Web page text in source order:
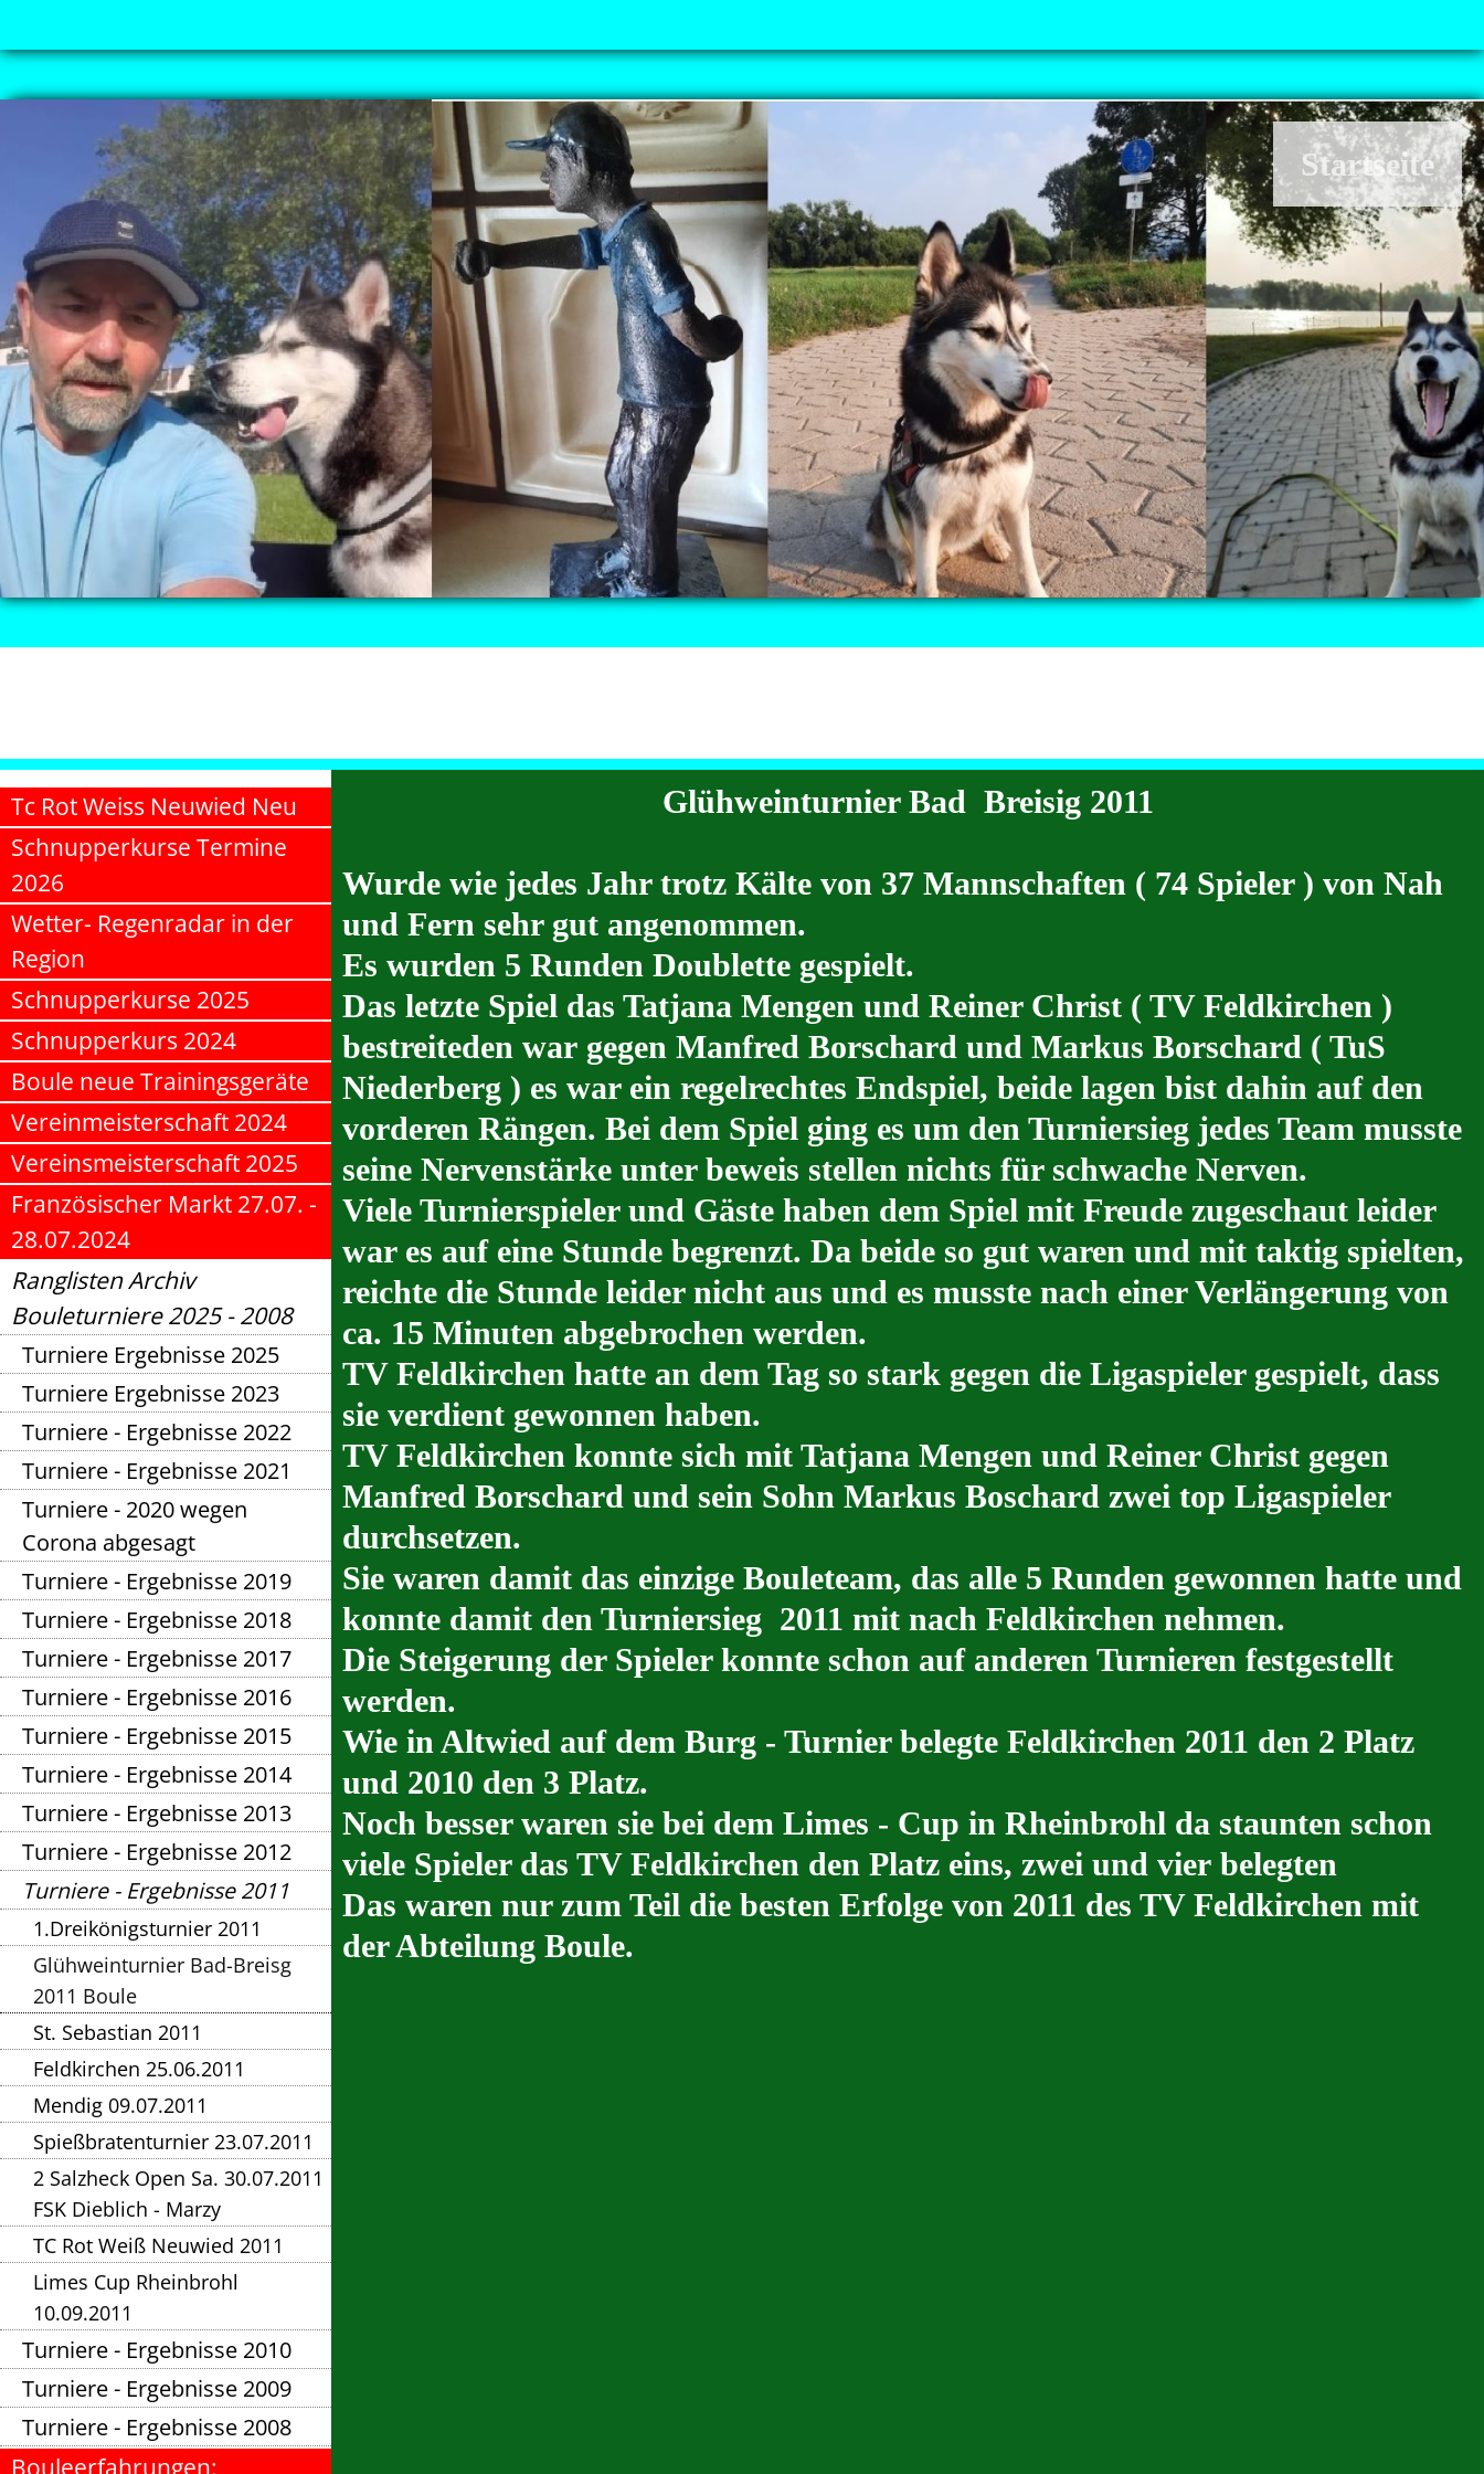
Startseite
Tc Rot Weiss Neuwied Neu
Schnupperkurse Termine
2026
Wetter- Regenradar in der
Region
Schnupperkurse 2025
Schnupperkurs 2024
Boule neue Trainingsgeräte
Vereinmeisterschaft 2024
Vereinsmeisterschaft 2025
Französischer Markt 27.07. -
28.07.2024
Ranglisten Archiv
Bouleturniere 2025 - 2008
Turniere Ergebnisse 2025
Turniere Ergebnisse 2023
Turniere - Ergebnisse 2022
Turniere - Ergebnisse 2021
Turniere - 2020 wegen
Corona abgesagt
Turniere - Ergebnisse 2019
Turniere - Ergebnisse 2018
Turniere - Ergebnisse 2017
Turniere - Ergebnisse 2016
Turniere - Ergebnisse 2015
Turniere - Ergebnisse 2014
Turniere - Ergebnisse 2013
Turniere - Ergebnisse 2012
Turniere - Ergebnisse 2011
1.Dreikönigsturnier 2011
Glühweinturnier Bad-Breisg
2011 Boule
St. Sebastian 2011
Feldkirchen 25.06.2011
Mendig 09.07.2011
Spießbratenturnier 23.07.2011
2 Salzheck Open Sa. 30.07.2011
FSK Dieblich - Marzy
TC Rot Weiß Neuwied 2011
Limes Cup Rheinbrohl
10.09.2011
Turniere - Ergebnisse 2010
Turniere - Ergebnisse 2009
Turniere - Ergebnisse 2008
Bouleerfahrungen:
Glühweinturnier Bad Breisig 2011
Wurde wie jedes Jahr trotz Kälte von 37 Mannschaften ( 74 Spieler ) von Nah
und Fern sehr gut angenommen.
Es wurden 5 Runden Doublette gespielt.
Das letzte Spiel das Tatjana Mengen und Reiner Christ ( TV Feldkirchen )
bestreiteden war gegen Manfred Borschard und Markus Borschard ( TuS
Niederberg ) es war ein regelrechtes Endspiel, beide lagen bist dahin auf den
vorderen Rängen. Bei dem Spiel ging es um den Turniersieg jedes Team musste
seine Nervenstärke unter beweis stellen nichts für schwache Nerven.
Viele Turnierspieler und Gäste haben dem Spiel mit Freude zugeschaut leider
war es auf eine Stunde begrenzt. Da beide so gut waren und mit taktig spielten,
reichte die Stunde leider nicht aus und es musste nach einer Verlängerung von
ca. 15 Minuten abgebrochen werden.
TV Feldkirchen hatte an dem Tag so stark gegen die Ligaspieler gespielt, dass
sie verdient gewonnen haben.
TV Feldkirchen konnte sich mit Tatjana Mengen und Reiner Christ gegen
Manfred Borschard und sein Sohn Markus Boschard zwei top Ligaspieler
durchsetzen.
Sie waren damit das einzige Bouleteam, das alle 5 Runden gewonnen hatte und
konnte damit den Turniersieg 2011 mit nach Feldkirchen nehmen.
Die Steigerung der Spieler konnte schon auf anderen Turnieren festgestellt
werden.
Wie in Altwied auf dem Burg - Turnier belegte Feldkirchen 2011 den 2 Platz
und 2010 den 3 Platz.
Noch besser waren sie bei dem Limes - Cup in Rheinbrohl da staunten schon
viele Spieler das TV Feldkirchen den Platz eins, zwei und vier belegten
Das waren nur zum Teil die besten Erfolge von 2011 des TV Feldkirchen mit
der Abteilung Boule.